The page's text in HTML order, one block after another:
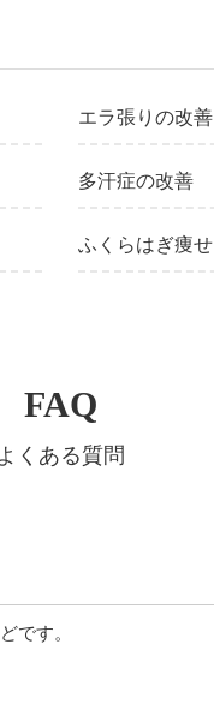
エラ張りの改善
多汗症の改善
ふくらはぎ痩せ
くある質問
FAQ
です。